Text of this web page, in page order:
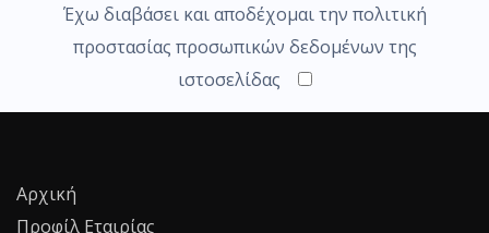
Έχω διαβάσει και αποδέχομαι την πολιτική
προστασίας προσωπικών δεδομένων της
ιστοσελίδας
Αρχική
Προφίλ Εταιρίας